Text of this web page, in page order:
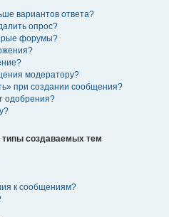
вариантов ответа?
опрос?
форумы?
модератору?
при создании сообщения?
одобрения?
создаваемых тем
к сообщениям?